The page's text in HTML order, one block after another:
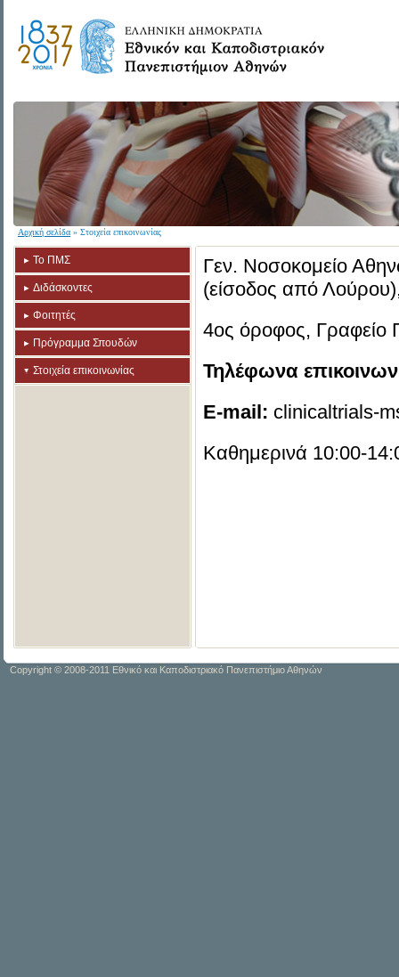
Αρχική σελίδα » Στοιχεία επικοινωνίας
Το ΠΜΣ
Διδάσκοντες
Φοιτητές
Πρόγραμμα Σπουδών
Στοιχεία επικοινωνίας
Γεν. Νοσοκομείο
(είσοδος από
4ος όροφος, Γραφείο
Τηλέφωνα
E-mail: clinicaltrials-
Καθημερινά 10:00-
Copyright © 2008-2011 Εθνικό και Καποδιστριακό Πανεπιστήμιο Αθηνών